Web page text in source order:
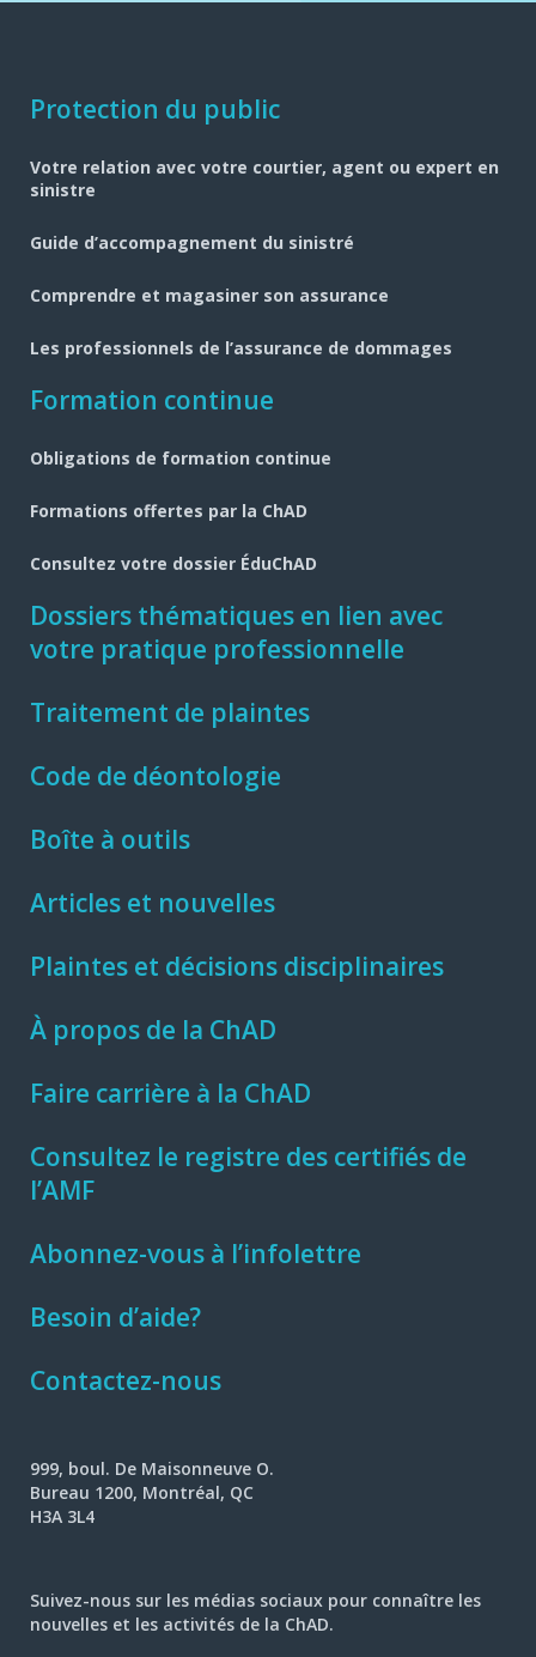
Navigation
pied
de
page
Protection du public
Votre relation avec votre courtier, agent ou expert en
sinistre
Guide d’accompagnement du sinistré
Comprendre et magasiner son assurance
Les professionnels de l’assurance de dommages
Formation continue
Obligations de formation continue
Formations offertes par la ChAD
Consultez votre dossier ÉduChAD
Dossiers thématiques en lien avec
votre pratique professionnelle
Traitement de plaintes
Code de déontologie
Boîte à outils
Articles et nouvelles
Plaintes et décisions disciplinaires
À propos de la ChAD
Faire carrière à la ChAD
Consultez le registre des certifiés de
l’AMF
Abonnez-vous à l’infolettre
Besoin d’aide?
Contactez-nous
999, boul. De Maisonneuve O.
Bureau 1200, Montréal, QC
H3A 3L4
Suivez-nous sur les médias sociaux pour connaître les
nouvelles et les activités de la ChAD.